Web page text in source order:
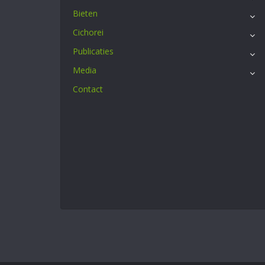
Bieten
Cichorei
Publicaties
Media
Contact